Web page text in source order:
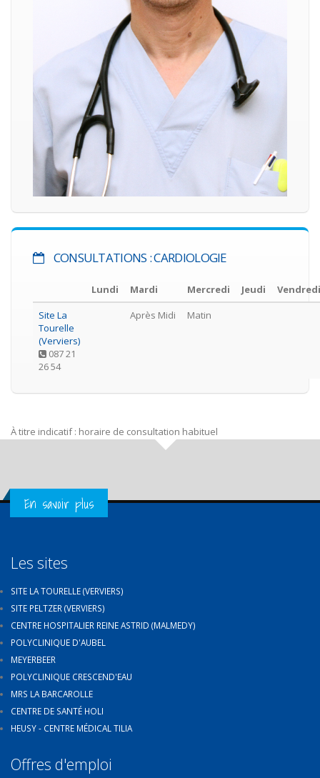
CONSULTATIONS : CARDIOLOGIE
Lundi Mardi Mercredi Jeudi
Vendredi
Site La
Tourelle
(Verviers)
087 21
26 54
Après Midi Matin
À titre indicatif : horaire de consultation habituel
Get in Touch
En savoir plus
Les sites
SITE LA TOURELLE (VERVIERS)
SITE PELTZER (VERVIERS)
CENTRE HOSPITALIER REINE ASTRID (MALMEDY)
POLYCLINIQUE D'AUBEL
MEYERBEER
POLYCLINIQUE CRESCEND'EAU
MRS LA BARCAROLLE
CENTRE DE SANTÉ HOLI
HEUSY - CENTRE MÉDICAL TILIA
Offres d'emploi